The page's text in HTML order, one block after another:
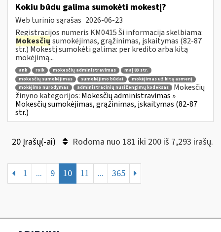
Kokiu būdu galima sumokėti mokestį?
Web turinio sąrašas 2026-06-23
Registracijos numeris KM0415 Ši informacija skelbiama:
Mokesčių sumokėjimas, grąžinimas, įskaitymas (82-87
str.) Mokestį sumokėti galima: per kredito arba kitą
mokėjimą...
ank roik mokesčių administravimas
maį 83 str.
mokesčių sumokėjimas
sumokėjimo būdai
mokėjimas už kitą asmenį
mokėjimo nurodymas
administracinių nusižengimų kodeksas
Mokesčių
žinyno kategorijos: Mokesčių administravimas »
Mokesčių sumokėjimas, grąžinimas, įskaitymas (82-87
str.)
20 Įrašų(-ai) Rodoma nuo 181 iki 200 iš 7,293 irašų.
1 ... 9 10 11 ... 365